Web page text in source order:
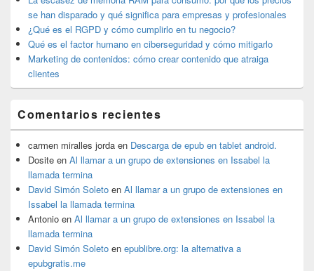
primaria
se han disparado y qué significa para empresas y profesionales
¿Qué es el RGPD y cómo cumplirlo en tu negocio?
Qué es el factor humano en ciberseguridad y cómo mitigarlo
Marketing de contenidos: cómo crear contenido que atraiga
clientes
Comentarios recientes
carmen miralles jorda en Descarga de epub en tablet android.
Dosite en Al llamar a un grupo de extensiones en Issabel la
llamada termina
David Simón Soleto en Al llamar a un grupo de extensiones en
Issabel la llamada termina
Antonio en Al llamar a un grupo de extensiones en Issabel la
llamada termina
David Simón Soleto en epublibre.org: la alternativa a
epubgratis.me